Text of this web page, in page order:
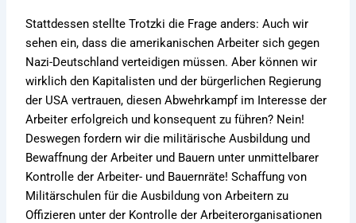
Stattdessen stellte Trotzki die Frage anders: Auch wir
sehen ein, dass die amerikanischen Arbeiter sich gegen
Nazi-Deutschland verteidigen müssen. Aber können wir
wirklich den Kapitalisten und der bürgerlichen Regierung
der USA vertrauen, diesen Abwehrkampf im Interesse der
Arbeiter erfolgreich und konsequent zu führen? Nein!
Deswegen fordern wir die militärische Ausbildung und
Bewaffnung der Arbeiter und Bauern unter unmittelbarer
Kontrolle der Arbeiter- und Bauernräte! Schaffung von
Militärschulen für die Ausbildung von Arbeitern zu
Offizieren unter der Kontrolle der Arbeiterorganisationen